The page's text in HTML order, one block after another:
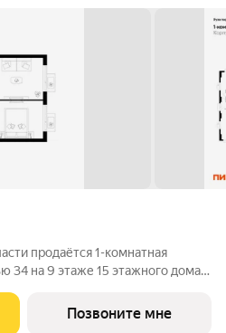
продаётся 1-комнатная
34 на 9 этаже 15 этажного дома
до ж/д станции Мытищи и 20
Позвоните мне